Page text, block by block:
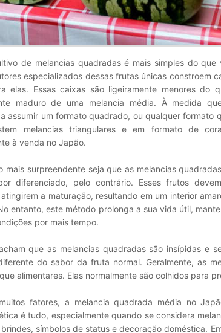
de melancias quadradas é mais simples do que
especializados dessas frutas únicas constroem
elas. Essas caixas são ligeiramente menores do
maduro de uma melancia média. À medida
assumir um formato quadrado, ou qualquer formato
melancias triangulares e em formato de
à venda no Japão.
mais surpreendente seja que as melancias
diferenciado, pelo contrário. Esses frutos
a maturação, resultando em um interior
entanto, este método prolonga a sua vida útil,
por mais tempo.
que as melancias quadradas são insípidas e
do sabor da fruta normal. Geralmente, as
alimentares. Elas normalmente são colhidos para
fatores, a melancia quadrada média no
é tudo, especialmente quando se considera
símbolos de status e decoração doméstica.